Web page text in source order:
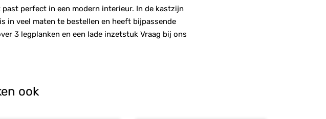
perfect in een modern interieur. In de kastzijn
in veel maten te bestellen en heeft bijpassende
3 legplanken en een lade inzetstuk Vraag bij ons
ook